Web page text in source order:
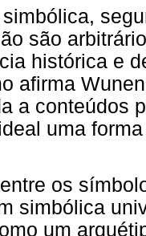
são
histórica e
afirma
a conteúdos
uma
os
simbólica
um